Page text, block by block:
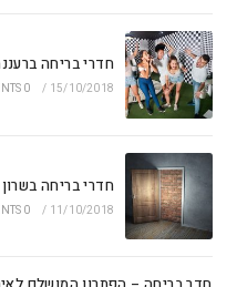
חדרי בריחה
15/10/2018
/
0 COMMENTS
חדרי בריחה
11/10/2018
/
0 COMMENTS